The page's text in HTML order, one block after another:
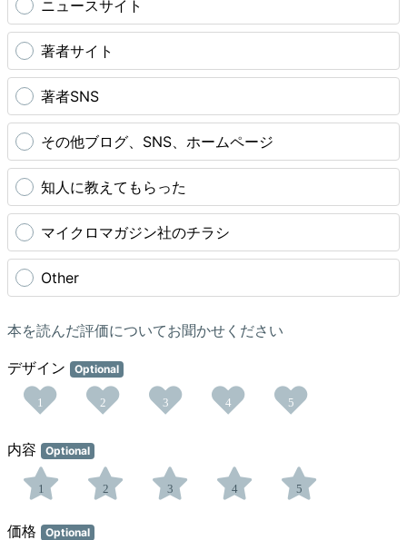
ニュースサイト
著者サイト
著者SNS
その他ブログ、SNS、ホームページ
知人に教えてもらった
マイクロマガジン社のチラシ
Other
本を読んだ評価についてお聞かせください
デザイン Optional
1 2 3 4 5
内容 Optional
1 2 3 4 5
価格 Optional